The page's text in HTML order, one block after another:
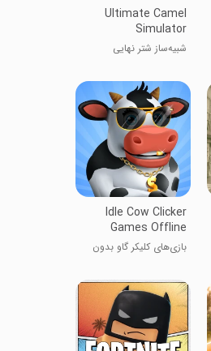
Ultimate Camel
Simulator
شبیه‌ساز شتر نهایی
Idle Cow Clicker
Games Offline
بازی‌های کلیکر گاو بدون